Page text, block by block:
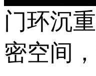
门环沉
密空间